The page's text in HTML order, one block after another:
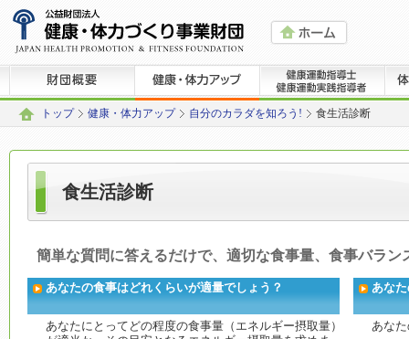
トップ 健康・体力アップ 自分のカラダを知ろう! 食生活診断
食生活診断
簡単な質問に答えるだけで、適切な食事量、食事バラン
あなたの食事はどれくらいが適量でしょう？
あなたにとってどの程度の食事量（エネルギー摂取量）
あな
あな